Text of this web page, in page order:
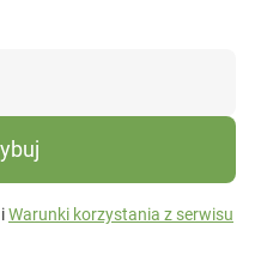
iWarunki korzystania z serwisu